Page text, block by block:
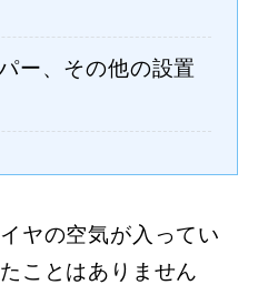
ー、その他の設置
ヤの空気が入ってい
ことはありません